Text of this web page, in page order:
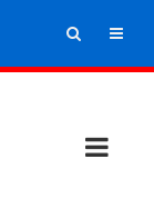
ricerca menu